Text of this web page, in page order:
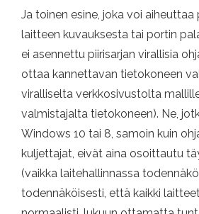
Ja toinen esine, joka voi aiheuttaa
laitteen kuvauksesta tai portin
ei asennettu piirisarjan virallisia
ottaa kannettavan tietokoneen
viralliselta verkkosivustolta
valmistajalta tietokoneen). Ne,
Windows 10 tai 8, samoin kuin
kuljettajat, eivät aina osoittautu
(vaikka laitehallinnassa
todennäköisesti, että kaikki